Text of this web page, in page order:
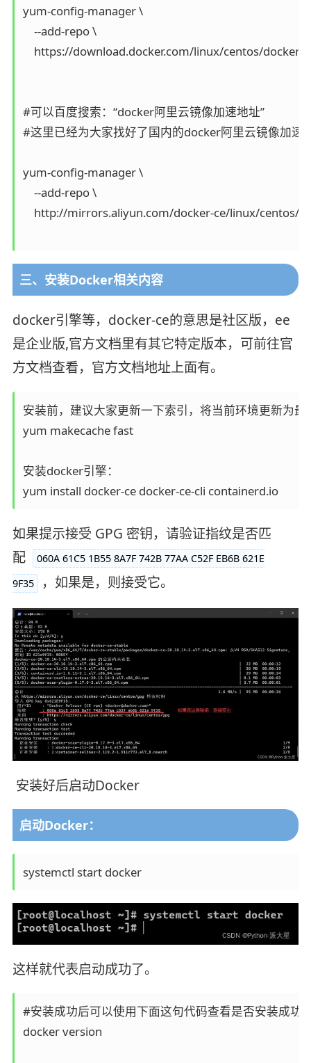
yum-config-manager \
    --add-repo \
https://download.docker.com/linux/centos/
#可以百度搜索：“docker阿里云镜像加速地址”
#这里已经为大家找好了国内的docker阿里云镜像加速
yum-config-manager \
    --add-repo \
http://mirrors.aliyun.com/docker-ce/linux/centos/
三、安装Docker相关内容
docker引擎等，docker-ce的意思是社区版，ee
是企业版,官方文档里有其它特定版本，可前往官
方文档查看，官方文档地址上面有。
安装前，建议大家更新一下索引，将当前环境更新为最
yum makecache fast
安装docker引擎：
yum install docker-ce docker-ce-cli containerd.io
如果提示接受 GPG 密钥，请验证指纹是否匹
配
060A 61C5 1B55 8A7F 742B 77AA C52F EB6B 621E
9F35
，如果是，则接受它。
安装好后启动Docker
启动Docker：
systemctl start docker
这样就代表启动成功了。
#安装成功后可以使用下面这句代码查看是否安装成功
docker version